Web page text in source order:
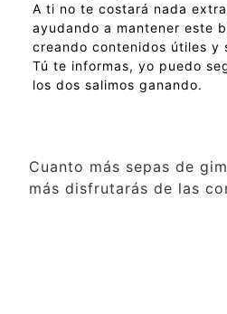
A ti no te costará nada
ayudando a mantener este
creando contenidos útiles y
Tú te informas, yo puedo
los dos salimos ganando.
Cuanto más sepas de
más disfrutarás de las